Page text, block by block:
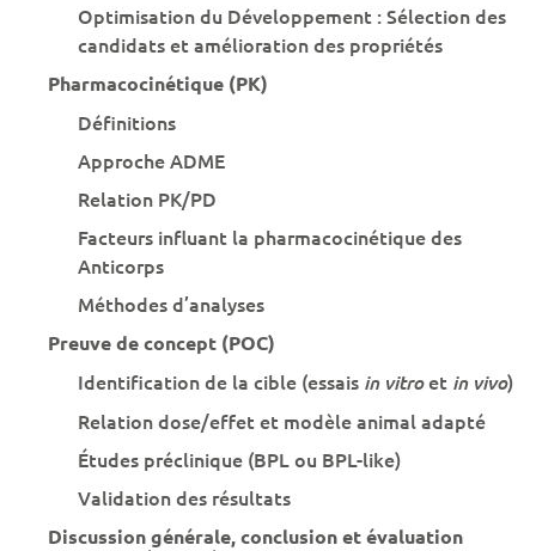
Optimisation du Développement : Sélection des
candidats et amélioration des propriétés
Pharmacocinétique (PK)
Définitions
Approche ADME
Relation PK/PD
Facteurs influant la pharmacocinétique des
Anticorps
Méthodes d’analyses
Preuve de concept (POC)
Identification de la cible (essais in vitroet in vivo)
Relation dose/effet et modèle animal adapté
Études préclinique (BPL ou BPL-like)
Validation des résultats
Discussion générale, conclusion et évaluation